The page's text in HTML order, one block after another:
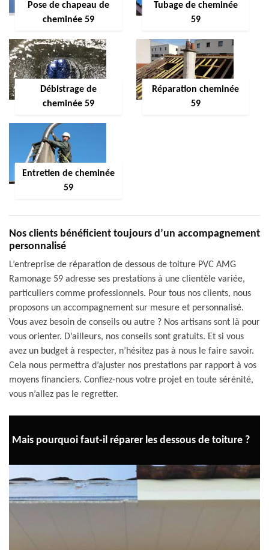
Pose de chapeau de
cheminée 59
Tubage de cheminée
59
Débistrage de
cheminée 59
Réparation cheminée
59
Entretien de cheminée
59
Nos clients bénéficient toujours d’un accompagnement
personnalisé
L’entreprise de réparation de dessous de toiture PVC AMG
Ramonage 59 adresse ses prestations à une clientèle variée,
particuliers comme professionnels. Pour tous nos clients, nous
proposons un accompagnement sur mesure et personnalisé.
Vous avez besoin de conseils ou autre ? Nos artisans sont là pour
vous orienter. D’ailleurs, nos conseils sont gratuits. Et si vous
avez un budget à respecter, n’hésitez pas à nous le faire savoir.
Cela nous permettra d’ajuster nos prestations par rapport à vos
moyens financiers. Confiez-nous votre projet en toute sérénité,
vous n’allez pas le regretter.
Mais pourquoi faut-il réparer les dessous de toiture ?